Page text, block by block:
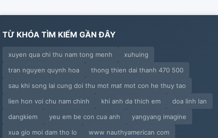
TỪ KHÓA TÌM KIẾM GẦN ĐÂY
xuyen qua chi thu nam tong menh
xuhuing
tran nguyen quynh hoa
thong thien dai thanh 470 500
sau khi song lai cung doi thu mot mat mot con he thuy tao
lien hon voi chu nam chinh
khi anh da thich em
doa linh lan
dangkiem
yeu em be con cua anh
yangyang imagine
xua gio moi dam tho lo
www nauthyamerican com